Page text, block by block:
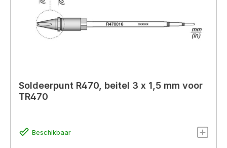
Soldeerpunt R470, beitel 3 x 1,5 mm voor
TR470
Beschikbaar